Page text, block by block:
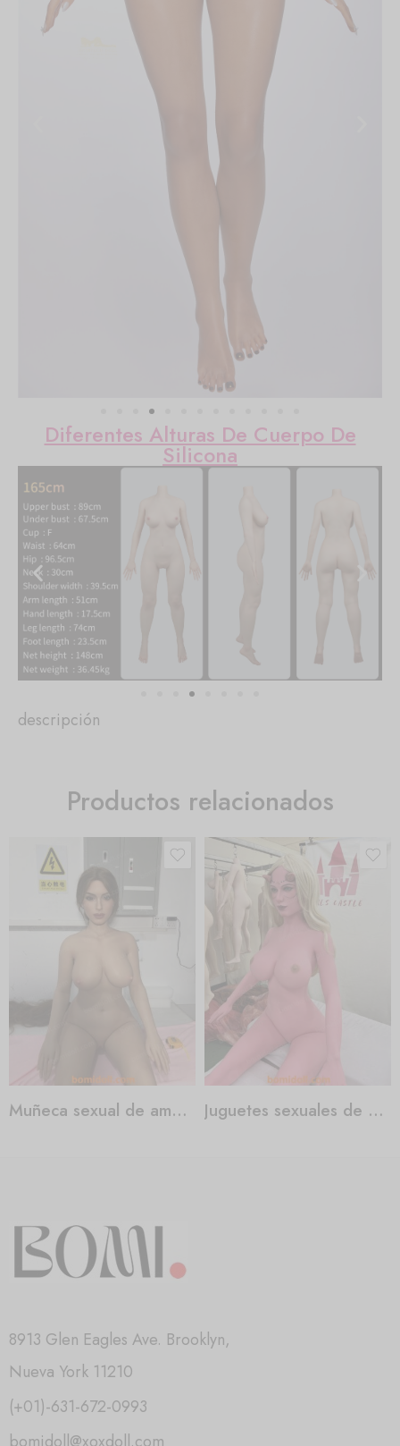
Diferentes Alturas De Cuerpo De
Silicona
descripción
Productos relacionados
Muñeca sexual de amor real Juguetes sexuales de muñecas reales
8913 Glen Eagles Ave. Brooklyn,
Nueva York 11210
(+01)-631-672-0993
bomidoll@xoxdoll.com